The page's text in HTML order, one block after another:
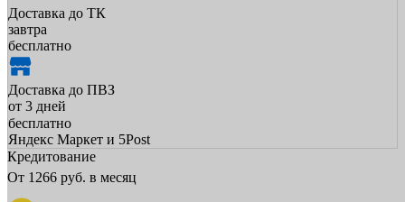
Доставка до ТК
завтра
бесплатно
Доставка до ПВЗ
от 3 дней
бесплатно
Яндекс Маркет и 5Post
Кредитование
От 1266 руб. в месяц